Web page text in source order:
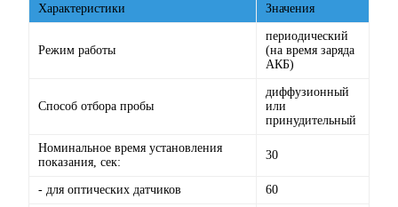
Характеристики Значения
Режим работы
периодический
(на время заряда
АКБ)
Способ отбора пробы
диффузионный
или
принудительный
Номинальное время установления
показания, сек:
30
- для оптических датчиков 60